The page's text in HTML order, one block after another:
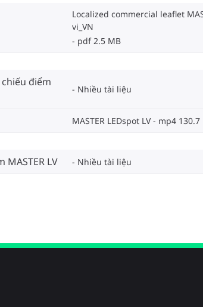
Localized commercial leaflet
vi_VN
pdf 2.5 MB
điểm
Nhiều tài liệu
MASTER LEDspot LV mp4 130.7
MASTER LV Nhiều tài liệu